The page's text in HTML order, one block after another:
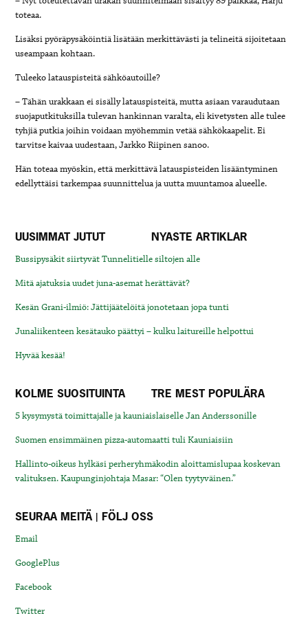
toteaa.
Lisäksi pyöräpysäköintiä lisätään merkittävästi ja telineitä sijoitetaan
useampaan kohtaan.
Tuleeko latauspisteitä sähköautoille?
– Tähän urakkaan ei sisälly latauspisteitä, mutta asiaan varaudutaan
suojaputkituksilla tulevan hankinnan varalta, eli kivetysten alle tulee
tyhjiä putkia joihin voidaan myöhemmin vetää sähkökaapelit. Ei
tarvitse kaivaa uudestaan, Jarkko Riipinen sanoo.
Hän toteaa myöskin, että merkittävä latauspisteiden lisääntyminen
edellyttäisi tarkempaa suunnittelua ja uutta muuntamoa alueelle.
UUSIMMAT JUTUT NYASTE ARTIKLAR
Bussipysäkit siirtyvät Tunnelitielle siltojen alle
Mitä ajatuksia uudet juna-asemat herättävät?
Kesän Grani-ilmiö: Jättijäätelöitä jonotetaan jopa tunti
Junaliikenteen kesätauko päättyi – kulku laitureille helpottui
Hyvää kesää!
KOLME SUOSITUINTA TRE MEST POPULÄRA
5 kysymystä toimittajalle ja kauniaislaiselle Jan Anderssonille
Suomen ensimmäinen pizza-automaatti tuli Kauniaisiin
Hallinto-oikeus hylkäsi perheryhmäkodin aloittamislupaa koskevan
valituksen. Kaupunginjohtaja Masar: “Olen tyytyväinen.”
SEURAA MEITÄ | FÖLJ OSS
Email
GooglePlus
Facebook
Twitter